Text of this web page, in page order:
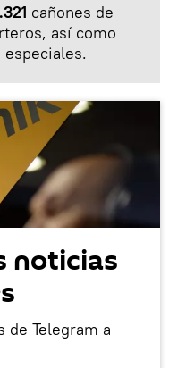
cañones de
así como
noticias
de Telegram a